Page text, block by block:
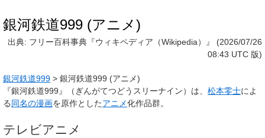
銀河鉄道999 (アニメ)
出典: フリー百科事典『ウィキペディア（Wikipedia）』 (2026/07/26
08:43 UTC 版)
銀河鉄道999 > 銀河鉄道999 (アニメ)
『銀河鉄道999 』（ぎんがてつどうスリーナイン）は、 松本零士によ
る同名の漫画を原作としたアニメ化作品群。
テレビアニメ